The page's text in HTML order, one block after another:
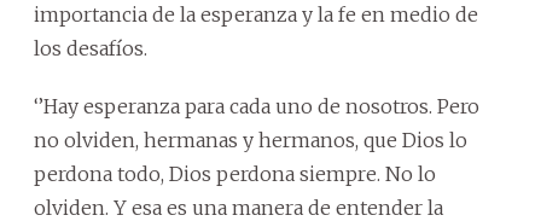
importancia de la esperanza y la fe en medio de
los desafíos.
‘’Hay esperanza para cada uno de nosotros. Pero
no olviden, hermanas y hermanos, que Dios lo
perdona todo, Dios perdona siempre. No lo
olviden. Y esa es una manera de entender la